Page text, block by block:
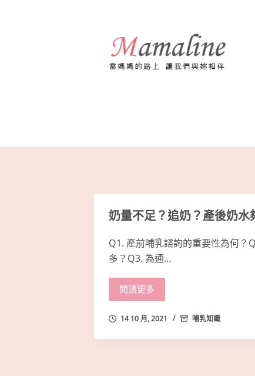
奶量不足？追奶？產後奶水
Q1. 產前哺乳諮詢的重要性為何
多？Q3. 為通…
閱讀更多
14 10 月, 2021 哺乳知識